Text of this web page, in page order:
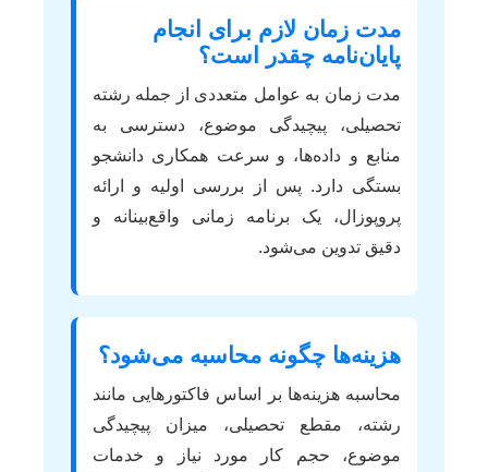
مدت زمان لازم برای انجام
پایان‌نامه چقدر است؟
مدت زمان به عوامل متعددی از جمله رشته
تحصیلی، پیچیدگی موضوع، دسترسی به
منابع و داده‌ها، و سرعت همکاری دانشجو
بستگی دارد. پس از بررسی اولیه و ارائه
پروپوزال، یک برنامه زمانی واقع‌بینانه و
دقیق تدوین می‌شود.
هزینه‌ها چگونه محاسبه می‌شود؟
محاسبه هزینه‌ها بر اساس فاکتورهایی مانند
رشته، مقطع تحصیلی، میزان پیچیدگی
موضوع، حجم کار مورد نیاز و خدمات